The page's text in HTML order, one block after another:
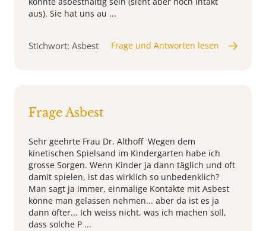
aus). Sie hat uns au ...
Stichwort: Asbest Frage und Antworten lesen
Frage Asbest
Sehr geehrte Frau Dr. Althoff Wegen dem
kinetischen Spielsand im Kindergarten habe ich
grosse Sorgen. Wenn Kinder ja dann täglich und oft
damit spielen, ist das wirklich so unbedenklich?
Man sagt ja immer, einmalige Kontakte mit Asbest
könne man gelassen nehmen... aber da ist es ja
dann öfter... Ich weiss nicht, was ich machen soll,
dass solche P ...